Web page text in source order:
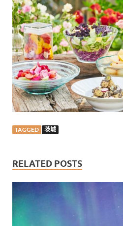
TAGGED 茨城
RELATED POSTS